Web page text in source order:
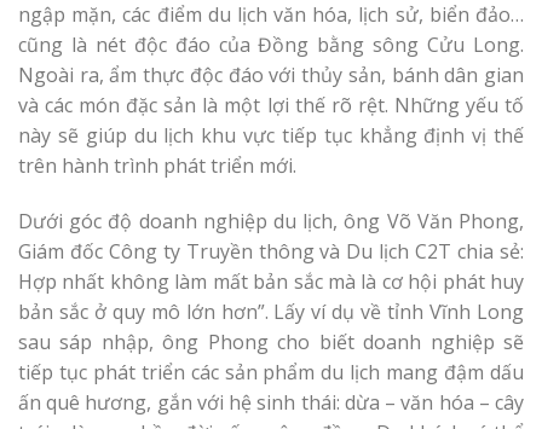
ngập mặn, các điểm du lịch văn hóa, lịch sử, biển đảo…
cũng là nét độc đáo của Đồng bằng sông Cửu Long.
Ngoài ra, ẩm thực độc đáo với thủy sản, bánh dân gian
và các món đặc sản là một lợi thế rõ rệt. Những yếu tố
này sẽ giúp du lịch khu vực tiếp tục khẳng định vị thế
trên hành trình phát triển mới.
Dưới góc độ doanh nghiệp du lịch, ông Võ Văn Phong,
Giám đốc Công ty Truyền thông và Du lịch C2T chia sẻ:
Hợp nhất không làm mất bản sắc mà là cơ hội phát huy
bản sắc ở quy mô lớn hơn”. Lấy ví dụ về tỉnh Vĩnh Long
sau sáp nhập, ông Phong cho biết doanh nghiệp sẽ
tiếp tục phát triển các sản phẩm du lịch mang đậm dấu
ấn quê hương, gắn với hệ sinh thái: dừa – văn hóa – cây